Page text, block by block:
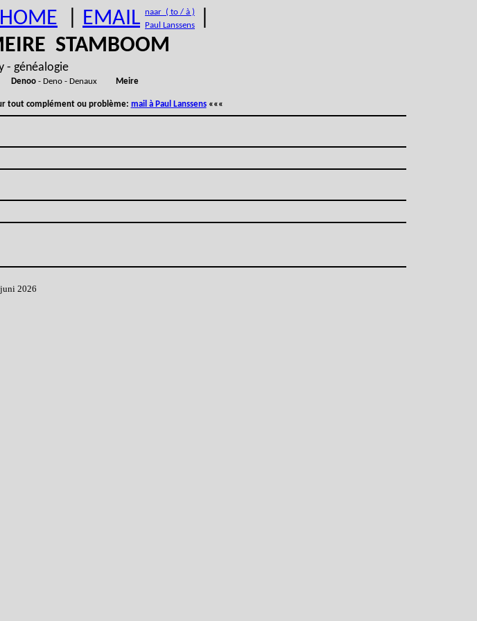
HOME EMAIL naar ( to / à )
Paul Lanssens
STAMBOOM
- généalogie
Denoo- Deno - Denaux Meire
complément ou problème: mail à Paul Lanssens«««
2026